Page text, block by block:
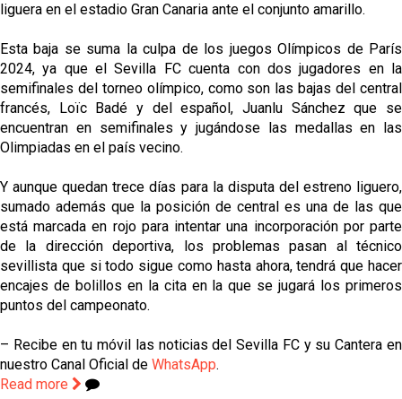
liguera en el estadio Gran Canaria ante el conjunto amarillo.
Esta baja se suma la culpa de los juegos Olímpicos de París
2024, ya que el Sevilla FC cuenta con dos jugadores en la
semifinales del torneo olímpico, como son las bajas del central
francés, Loïc Badé y del español, Juanlu Sánchez que se
encuentran en semifinales y jugándose las medallas en las
Olimpiadas en el país vecino.
Y aunque quedan trece días para la disputa del estreno liguero,
sumado además que la posición de central es una de las que
está marcada en rojo para intentar una incorporación por parte
de la dirección deportiva, los problemas pasan al técnico
sevillista que si todo sigue como hasta ahora, tendrá que hacer
encajes de bolillos en la cita en la que se jugará los primeros
puntos del campeonato.
– Recibe en tu móvil las noticias del Sevilla FC y su Cantera en
nuestro Canal Oficial de WhatsApp.
Read more